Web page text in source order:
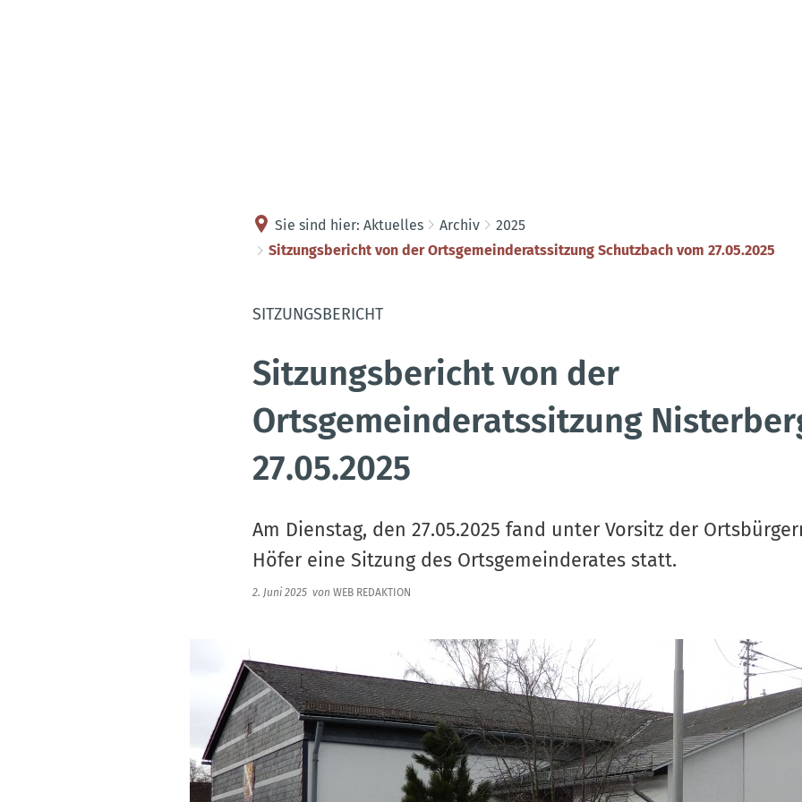
Sie sind hier: Aktuelles Archiv
2025
Sitzungsbericht von der Ortsgemeinderatssitzung Schutzbach vom 27.05.2025
SITZUNGSBERICHT
Sitzungsbericht von der
Ortsgemeinderatssitzung
27.05.2025
Am Dienstag, den 27.05.2025 fand unter Vorsitz der
Höfer eine Sitzung des Ortsgemeinderates statt.
2. Juni 2025 von WEB REDAKTION